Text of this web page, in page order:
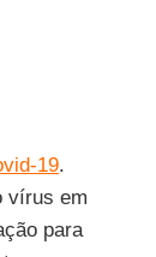
19.
vírus em
para